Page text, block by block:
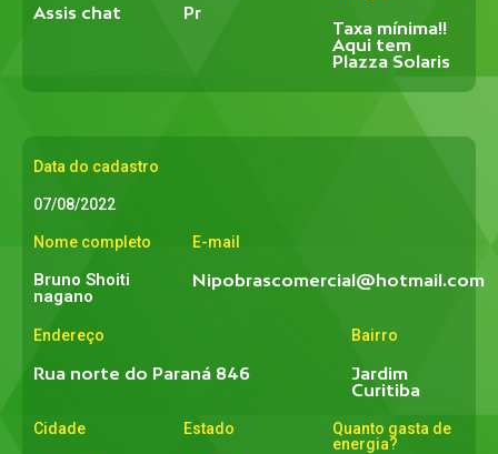
Assis chat Pr
Taxa mínima!!
Aqui tem
Plazza Solaris
Data do cadastro
07/08/2022
Nome completo
Bruno Shoiti
nagano
E-mail
Nipobrascomercial@hotmail.com
Endereço
Rua norte do Paraná 846
Bairro
Jardim
Curitiba
Cidade Estado
Quanto gasta de
energia?